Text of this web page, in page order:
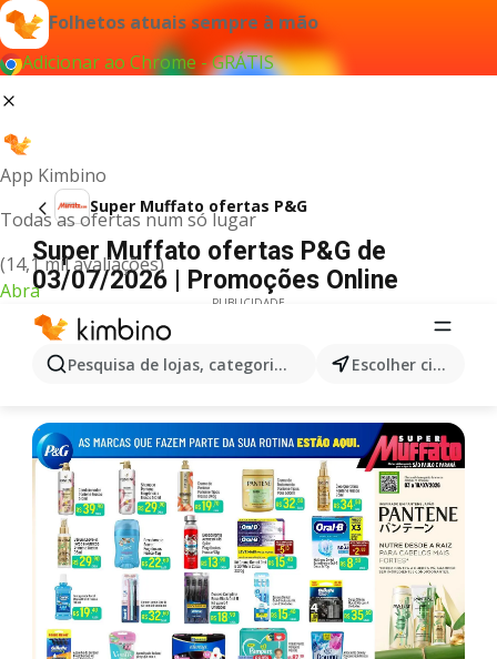
Folhetos atuais sempre à mão
Adicionar ao Chrome - GRÁTIS
App Kimbino
Todas as ofertas num só lugar
(14,1 mil avaliações)
Abra
Pesquisa de lojas, categorias,produtos... Escolher cidade
Super Muffato ofertas P&G
Super Muffato ofertas P&G de
03/07/2026 | Promoções Online
PUBLICIDADE